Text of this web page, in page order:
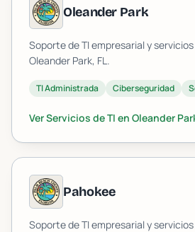
Oleander Park
Soporte de TI empresarial y
Oleander Park, FL.
TI Administrada Ciberseguridad
Ver Servicios de TI en Oleander
Pahokee
Soporte de TI empresarial y